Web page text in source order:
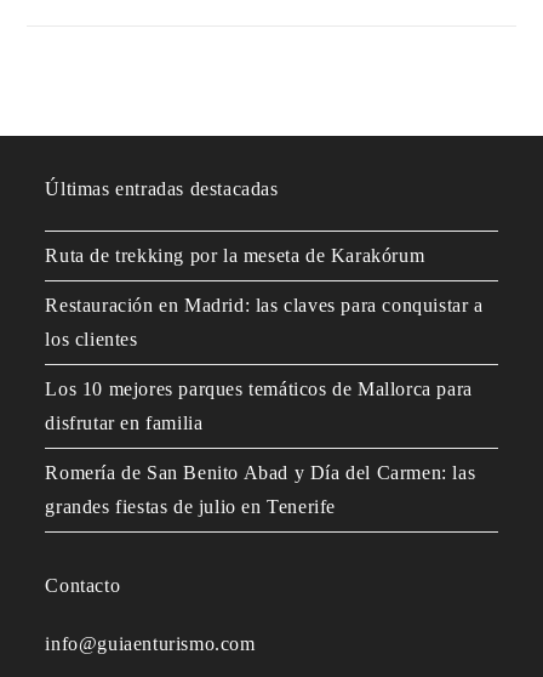
Últimas entradas destacadas
Ruta de trekking por la meseta de Karakórum
Restauración en Madrid: las claves para conquistar a
los clientes
Los 10 mejores parques temáticos de Mallorca para
disfrutar en familia
Romería de San Benito Abad y Día del Carmen: las
grandes fiestas de julio en Tenerife
Contacto
info@guiaenturismo.com